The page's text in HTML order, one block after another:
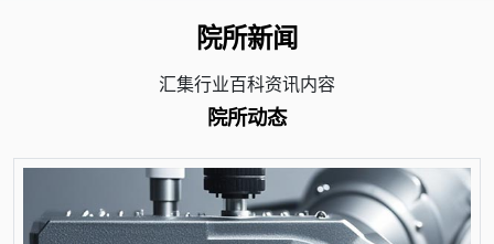
院所新闻
汇集行业百科资讯内容
院所动态